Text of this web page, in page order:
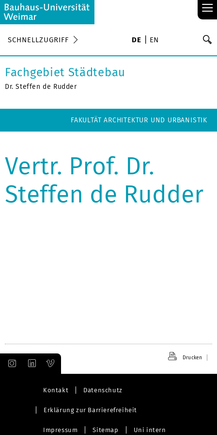
≡
SCHNELLZUGRIFF DE EN
Fachgebiet Städtebau
Dr. Steffen de Rudder
FAKULTÄT ARCHITEKTUR UND URBANISTIK
Vertr. Prof. Dr.
Steffen de Rudder
Drucken
Kontakt Datenschutz
Erklärung zur Barrierefreiheit
Impressum Sitemap Uni intern